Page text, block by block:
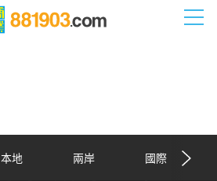
本地 兩岸 國際